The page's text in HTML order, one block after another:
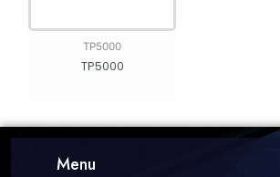
TP5000
TP5000
Menu